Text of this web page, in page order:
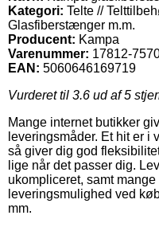
Kategori: Telte //
Glasfiberstænger m.m.
Producent: Kampa
Varenummer: 17812-
EAN: 5060646169719
Vurderet til 3.6 ud af 5
Mange internet butikker
leveringsmåder. Et hit er i
så giver dig god
lige når det passer dig.
ukompliceret, samt
leveringsmulighed ved
mm.